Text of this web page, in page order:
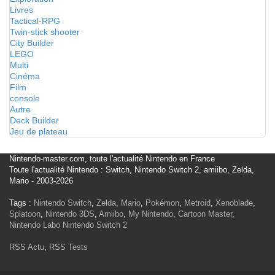
Livres
Tactical-RPG
Twin-stick shooter
City Builder
LEGO
Multi
Cinéma
Film
console
Autre
Deck Builder
Jeu de plateau
Nintendo-master.com, toute l'actualité Nintendo en France
Toute l'actualité Nintendo : Switch, Nintendo Switch 2, amiibo, Zelda,
Mario - 2003-2026
Tags : Nintendo Switch, Zelda, Mario, Pokémon, Metroid, Xenoblade,
Splatoon, Nintendo 3DS, Amiibo, My Nintendo, Cartoon Master,
Nintendo Labo Nintendo Switch 2
RSS Actu, RSS Tests